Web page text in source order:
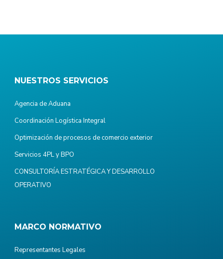
NUESTROS SERVICIOS
Agencia de Aduana
Coordinación Logística Integral
Optimización de procesos de comercio exterior
Servicios 4PL y BPO
CONSULTORÍA ESTRATÉGICA Y DESARROLLO
OPERATIVO
MARCO NORMATIVO
Representantes Legales